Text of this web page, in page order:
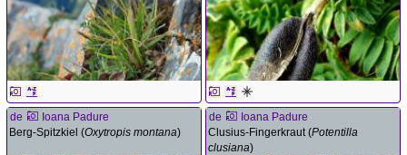
de
Ioana Padure
Berg-Spitzkiel (Oxytropis montana)
de
Ioana Padure
Clusius-Fingerkraut (Potentilla
clusiana)